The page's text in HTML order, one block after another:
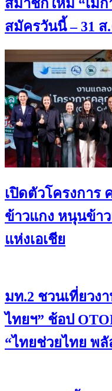
สมาชิกใหม่ “เมก
สมัครวันนี้ – 31 ส
เปิดตัวโครงการ
ข้าวแกง หนุนข้า
แห่งเอเชีย
มท.2 ชวนเที่ยวง
ไทยฯ” ช้อป
“ไทยช่วยไทย พลั